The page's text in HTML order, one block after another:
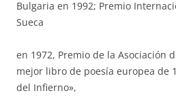
Bulgaria en 1992; Premio
Sueca
en 1972, Premio de la Asociación
mejor libro de poesía europea de
del Infierno»,